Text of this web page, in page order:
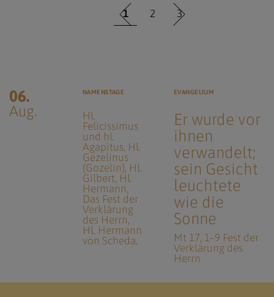
1 2 3
06.
Aug.
NAMENSTAGE
Hl.
Felicissimus
und hl.
Agapitus Hl.
Gezelinus
(Gozelin) Hl.
Gilbert Hl.
Hermann
Das Fest der
Verklärung
des Herrn
Hl. Hermann
von Scheda
EVANGELIUM
Er wurde vor
ihnen
verwandelt;
sein Gesicht
leuchtete
wie die
Sonne
Mt 17, 1–9 Fest der
Verklärung des
Herrn